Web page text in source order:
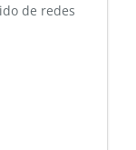
de redes